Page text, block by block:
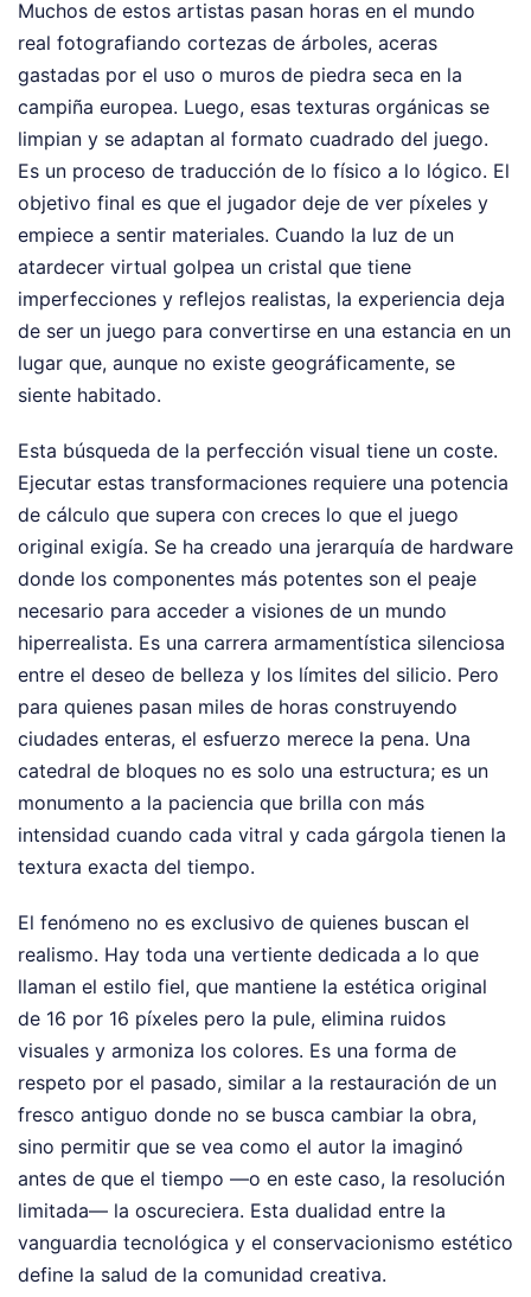
Muchos de estos artistas pasan horas en el mundo
real fotografiando cortezas de árboles, aceras
gastadas por el uso o muros de piedra seca en la
campiña europea. Luego, esas texturas orgánicas se
limpian y se adaptan al formato cuadrado del juego.
Es un proceso de traducción de lo físico a lo lógico. El
objetivo final es que el jugador deje de ver píxeles y
empiece a sentir materiales. Cuando la luz de un
atardecer virtual golpea un cristal que tiene
imperfecciones y reflejos realistas, la experiencia deja
de ser un juego para convertirse en una estancia en un
lugar que, aunque no existe geográficamente, se
siente habitado.
Esta búsqueda de la perfección visual tiene un coste.
Ejecutar estas transformaciones requiere una potencia
de cálculo que supera con creces lo que el juego
original exigía. Se ha creado una jerarquía de hardware
donde los componentes más potentes son el peaje
necesario para acceder a visiones de un mundo
hiperrealista. Es una carrera armamentística silenciosa
entre el deseo de belleza y los límites del silicio. Pero
para quienes pasan miles de horas construyendo
ciudades enteras, el esfuerzo merece la pena. Una
catedral de bloques no es solo una estructura; es un
monumento a la paciencia que brilla con más
intensidad cuando cada vitral y cada gárgola tienen la
textura exacta del tiempo.
El fenómeno no es exclusivo de quienes buscan el
realismo. Hay toda una vertiente dedicada a lo que
llaman el estilo fiel, que mantiene la estética original
de 16 por 16 píxeles pero la pule, elimina ruidos
visuales y armoniza los colores. Es una forma de
respeto por el pasado, similar a la restauración de un
fresco antiguo donde no se busca cambiar la obra,
sino permitir que se vea como el autor la imaginó
antes de que el tiempo —o en este caso, la resolución
limitada— la oscureciera. Esta dualidad entre la
vanguardia tecnológica y el conservacionismo estético
define la salud de la comunidad creativa.